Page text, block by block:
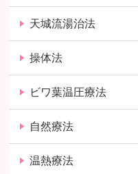
天城流湯治法
操体法
ビワ葉温圧療法
自然療法
温熱療法